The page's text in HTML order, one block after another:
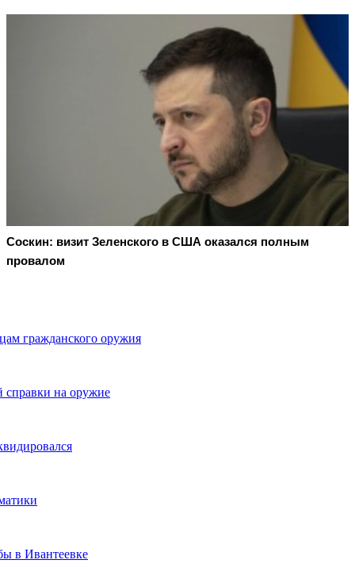
Соскин: визит Зеленского в США оказался полным
провалом
гражданского оружия
справки на оружие
в Ивантеевке